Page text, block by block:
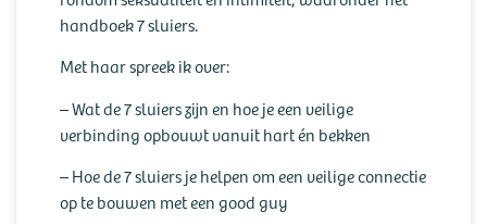
handboek 7 sluiers.
Met haar spreek ik over:
– Wat de 7 sluiers zijn en hoe je een veilige
verbinding opbouwt vanuit hart én bekken
– Hoe de 7 sluiers je helpen om een veilige connectie
op te bouwen met een good guy